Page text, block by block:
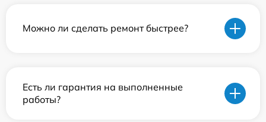
Можно ли сделать ремонт быстрее?
Есть ли гарантия на выполненные
работы?